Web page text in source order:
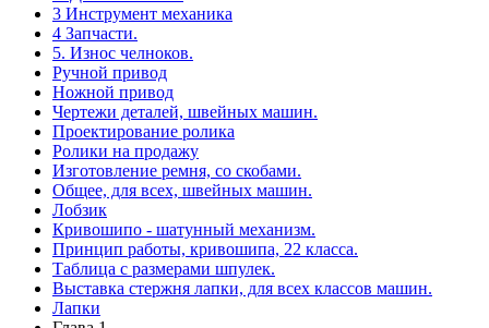
3 Инструмент механика
4 Запчасти.
5. Износ челноков.
Ручной привод
Ножной привод
Чертежи деталей, швейных машин.
Проектирование ролика
Ролики на продажу
Изготовление ремня, со скобами.
Общее, для всех, швейных машин.
Лобзик
Кривошипо - шатунный механизм.
Принцип работы, кривошипа, 22 класса.
Таблица с размерами шпулек.
Выставка стержня лапки, для всех классов машин.
Лапки